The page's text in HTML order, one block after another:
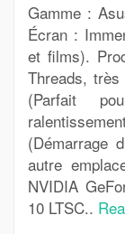
Gamme :
Écran :
et films).
Threads,
(Parfait
(Démarrage
autre
NVIDIA
10 LTSC..